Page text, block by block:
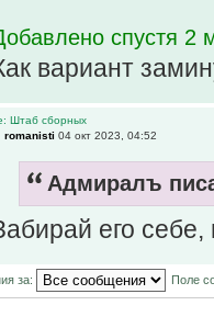
спустя 2
вариант
Штаб сборных
romanisti 04 окт 2023, 04:52
Адмиралъ
его себе,
за: Поле